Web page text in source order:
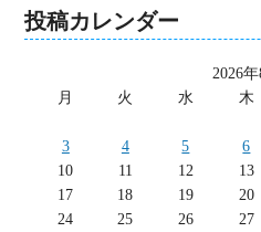
投稿カレンダー
2026年
月
火 水 木
3
4 5 6
10
11 12 13
17
18 19 20
24
25 26 27